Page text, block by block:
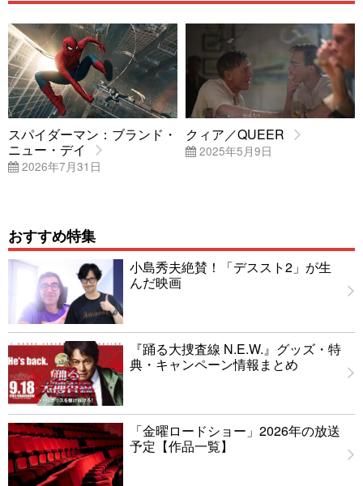
スパイダーマン：ブランド・
ニュー・デイ
2026年7月31日
クィア／QUEER
2025年5月9日
おすすめ特集
小島秀夫絶賛！「デススト2」が生
んだ映画
『踊る大捜査線 N.E.W.』グッズ・特
典・キャンペーン情報まとめ
「金曜ロードショー」2026年の放送
予定【作品一覧】